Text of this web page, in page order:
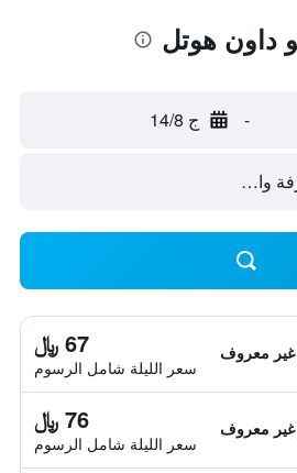
داون هوتل
- ج 14/8
غير معروف 67 ﷼
سعر الليلة شامل الرسوم
غير معروف 76 ﷼
سعر الليلة شامل الرسوم